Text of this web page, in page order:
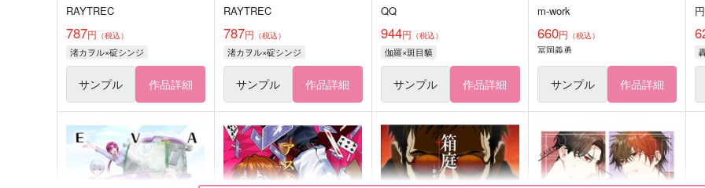
RAYTREC
787円 （税込）
渚カヲル×碇シンジ
サンプル 作品詳細
RAYTREC
787円 （税込）
渚カヲル×碇シンジ
サンプル 作品詳細
QQ
944円 （税込）
伽羅×斑目貘
サンプル 作品詳細
m-work
660円 （税込）
冨岡義勇
サンプル 作品詳細